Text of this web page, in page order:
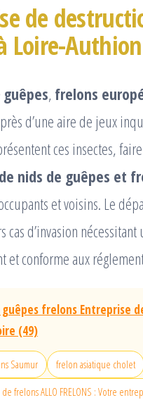
de
Authion
guêpes, frelons
d’une aire de jeux
ces insectes,
nids de guêpes et
et voisins. Le
cas d’invasion nécessitant
et conforme aux
frelons Entreprise
(49)
Saumur
frelon asiatique cholet
frelons ALLO FRELONS : Votre